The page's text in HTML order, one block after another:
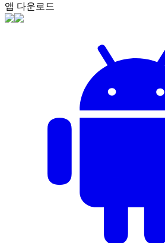
앱 다운로드